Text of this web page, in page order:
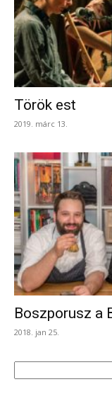
Török est
2019. márc 13.
Boszporusz a
2018. jan 25.